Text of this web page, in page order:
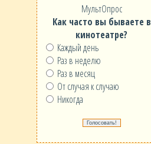
МультОпрос
Как часто вы бываете в
кинотеатре?
Каждый день
Раз в неделю
Раз в месяц
От случая к случаю
Никогда